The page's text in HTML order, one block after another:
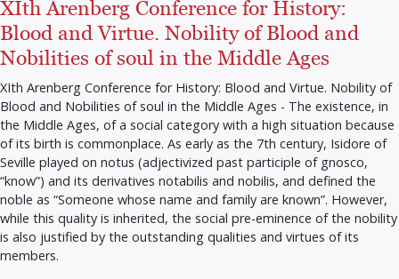
XIth Arenberg Conference for History:
Blood and Virtue. Nobility of Blood and
Nobilities of soul in the Middle Ages
XIth Arenberg Conference for History: Blood and Virtue. Nobility of
Blood and Nobilities of soul in the Middle Ages - The existence, in
the Middle Ages, of a social category with a high situation because
of its birth is commonplace. As early as the 7th century, Isidore of
Seville played on notus (adjectivized past participle of gnosco,
“know”) and its derivatives notabilis and nobilis, and defined the
noble as “Someone whose name and family are known”. However,
while this quality is inherited, the social pre-eminence of the nobility
is also justified by the outstanding qualities and virtues of its
members.